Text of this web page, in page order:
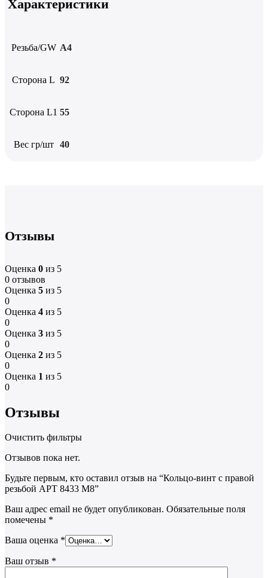
Характеристики
Резьба/GW А4
Сторона L 92
Сторона L1 55
Вес гр/шт 40
Отзывы
Оценка 0 из 5
0 отзывов
Оценка 5 из 5
0
Оценка 4 из 5
0
Оценка 3 из 5
0
Оценка 2 из 5
0
Оценка 1 из 5
0
Отзывы
Очистить фильтры
Отзывов пока нет.
Будьте первым, кто оставил отзыв на “Кольцо-винт с правой
резьбой АРТ 8433 M8”
Ваш адрес email не будет опубликован. Обязательные поля
помечены *
Ваша оценка *
Ваш отзыв *